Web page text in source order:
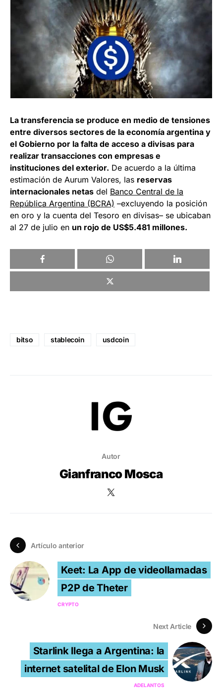
La transferencia se produce en medio de tensiones
entre diversos sectores de la economía argentina y
el Gobierno por la falta de acceso a divisas para
realizar transacciones con empresas e
instituciones del exterior. De acuerdo a la última
estimación de Aurum Valores, las reservas
internacionales netas del Banco Central de la
República Argentina (BCRA) –excluyendo la posición
en oro y la cuenta del Tesoro en divisas– se ubicaban
al 27 de julio en un rojo de US$5.481 millones.
bitso stablecoin usdcoin
Autor
Gianfranco Mosca
Artículo anterior
Keet: La App de videollamadas
P2P de Theter
CRYPTO
Next Article
Starlink llega a Argentina: la
internet satelital de Elon Musk
ADELANTOS